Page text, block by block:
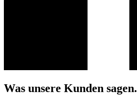
Was unsere Kunden sagen.